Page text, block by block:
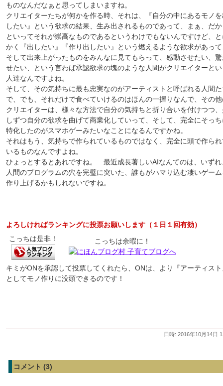
ものなんだなぁと思ってしまいますね。
クリエイターたちが何かを作る時、それは、『自分の中にあるモノ
したい』という欲求の結果、生み出されるものであって、まぁ、だ
といってそれが崇高なものであるというわけでもないんですけど、
かく『出したい』『作り出したい』という燃えるような欲求があっ
そして出来上がったものをみんなに見てもらって、感動させたい、
せたい、という言わば承認欲求の塊のような人間がクリエイターと
人達なんですよね。
そして、その気持ちに最も忠実なのがアーティストと呼ばれる人間
で、でも、それだけで食べていけるのはほんの一握りなんで、その
クリエイターは、様々な方法で自分の気持ちと折り合いを付けつつ
しずつ自分の欲求を曲げて商業化していって、そして、完全にそっ
特化したのがスマホゲーみたいなことになるんですかね。
それはもう、気持ちで作られているものではなく、完全に頭で作ら
いるものなんですよね。
ひょっとするとあれですね。 最近成長著しいAIなんてのは、いずれ
人間のプログラムの穴を完璧に突いた、誰もがハマり込む凄いゲー
作り上げるかもしれないですね。
よろしければランキングに投票お願いします（１日１回有効）
こっちは是非！
こっちは余暇に！
キミがONを承認して投票してくれたら、ONは、より『アーティス
としてモノ作りに没頭できるのです！
日時: 2016年10月14日
コメント (3)